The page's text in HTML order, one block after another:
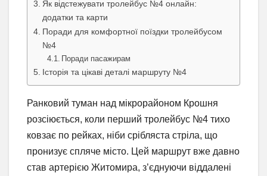
Як відстежувати тролейбус №4 онлайн:
додатки та карти
Поради для комфортної поїздки тролейбусом
№4
Поради пасажирам
Історія та цікаві деталі маршруту №4
Ранковий туман над мікрорайоном Крошня
розсіюється, коли перший тролейбус №4 тихо
ковзає по рейках, ніби срібляста стріла, що
пронизує спляче місто. Цей маршрут вже давно
став артерією Житомира, з’єднуючи віддалені